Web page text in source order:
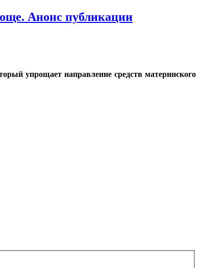
Анонс публикации
упрощает направление средств материнского